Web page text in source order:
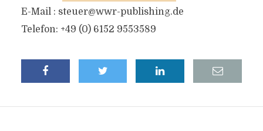
E-Mail : steuer@wwr-publishing.de
Telefon: +49 (0) 6152 9553589